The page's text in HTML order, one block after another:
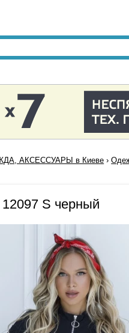
АКСЕССУАРЫ в Киеве ›
S черный